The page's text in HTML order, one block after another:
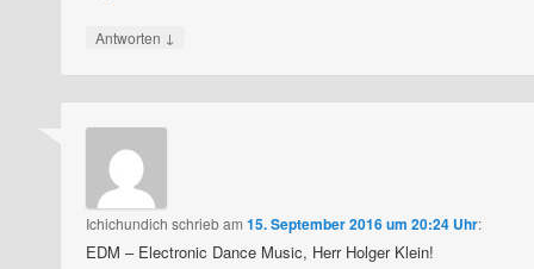
Antworten ↓
Ichichundich schriebam15. September 2016 um 20:24 Uhr:
EDM – Electronic Dance Music, Herr Holger Klein!